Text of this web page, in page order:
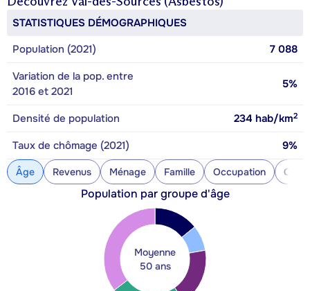
STATISTIQUES DÉMOGRAPHIQUES
Population (2021)
7 088
Variation de la pop. entre
2016 et 2021
5%
Densité de population 234 hab/km2
Taux de chômage (2021) 9%
Âge Revenus Ménage Famille Occupation
Population par groupe d'âge
Moyenne
50 ans